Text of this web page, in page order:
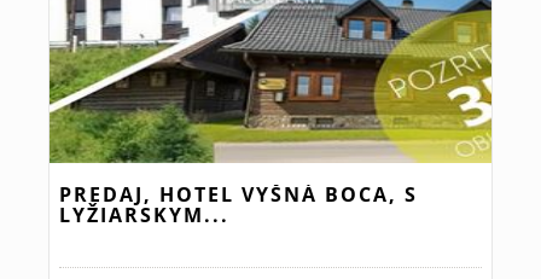
PREDAJ, HOTEL VYŠNÁ BOCA, S
LYŽIARSKYM...